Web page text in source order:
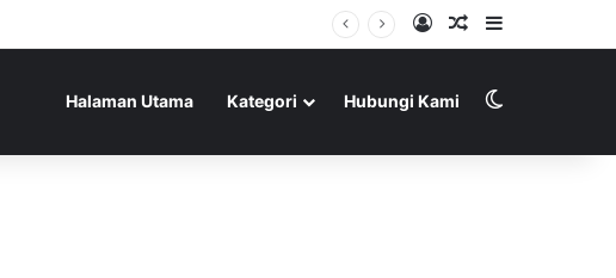
Log InRandom Article
Sidebar
Halaman Utama Kategori Hubungi Kami